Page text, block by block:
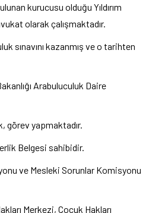
kurucusu olduğu Yıldırım
olarak çalışmaktadır.
sınavını kazanmış ve o tarihten
Arabuluculuk Daire
görev yapmaktadır.
Belgesi sahibidir.
ve Mesleki Sorunlar Komisyonu
Merkezi, Çocuk Hakları